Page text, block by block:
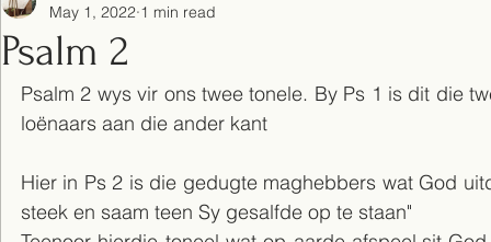
Psalm 2
May 1, 2022 1 min read
Psalm 2 wys vir ons twee tonele. By Ps 1 is dit die
loënaars aan die ander kant
Hier in Ps 2 is die gedugte maghebbers wat God
steek en saam teen Sy gesalfde op te staan"